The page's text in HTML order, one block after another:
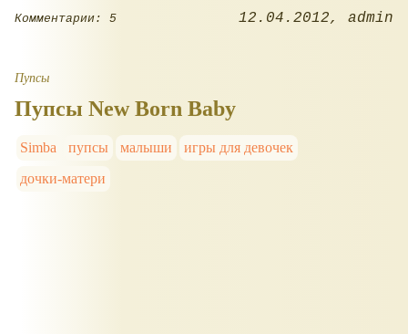
Комментарии: 5 12.04.2012 admin
Пупсы
Пупсы New Born Baby
Simba пупсы малыши
игры для девочек
дочки-матери